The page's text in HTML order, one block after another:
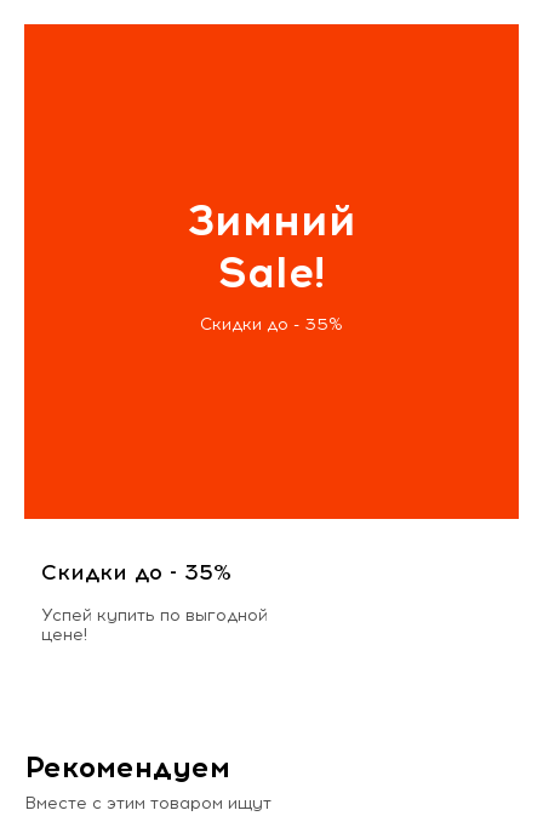
Зимний
Sale!
Скидки до - 35%
Скидки до - 35%
Успей купить по выгодной
цене!
Рекомендуем
Вместе с этим товаром ищут